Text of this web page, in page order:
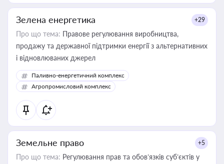
Зелена енергетика +29
Про що тема: Правове регулювання виробництва,
продажу та державної підтримки енергії з альтернативних
і відновлюваних джерел
Паливно-енергетичний комплекс
Агропромисловий комплекс
Земельне право +5
Про що тема: Регулювання прав та обов’язків суб’єктів у